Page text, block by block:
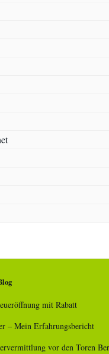
mit Rabatt
– Mein Erfahrungsbericht
vor den Toren